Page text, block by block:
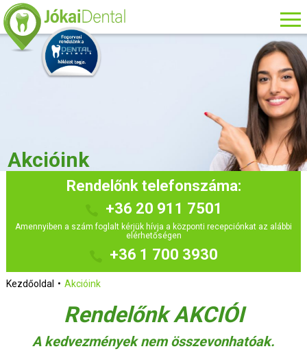
Akcióink
Rendelőnk telefonszáma:
+36 20 911 7501
Amennyiben a szám foglalt kérjük hívja a központi recepciónkat az alábbi
elérhetőségen
+36 1 700 3930
Kezdőoldal Akcióink
Rendelőnk AKCIÓI
A kedvezmények nem összevonhatóak.